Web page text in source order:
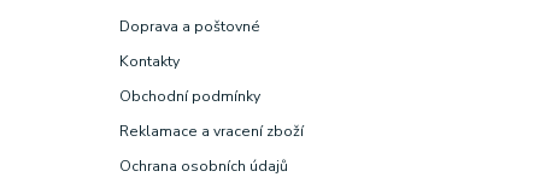
Doprava a poštovné
Kontakty
Obchodní podmínky
Reklamace a vracení zboží
Ochrana osobních údajů